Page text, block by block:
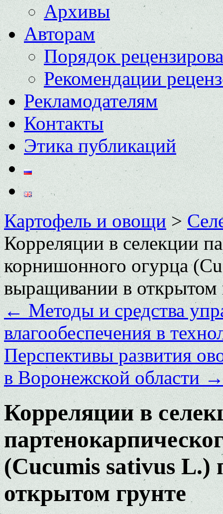
Архивы
Авторам
Порядок
Рекомендации
Рекламодателям
Контакты
Этика публикаций
Картофель и овощи>
Корреляции в селекции
корнишонного огурца
выращивании в открытом
←Методы и средства
влагообеспечения в
Перспективы развития
в Воронежской области
Корреляции в
(Cucumis sativus
открытом грунте